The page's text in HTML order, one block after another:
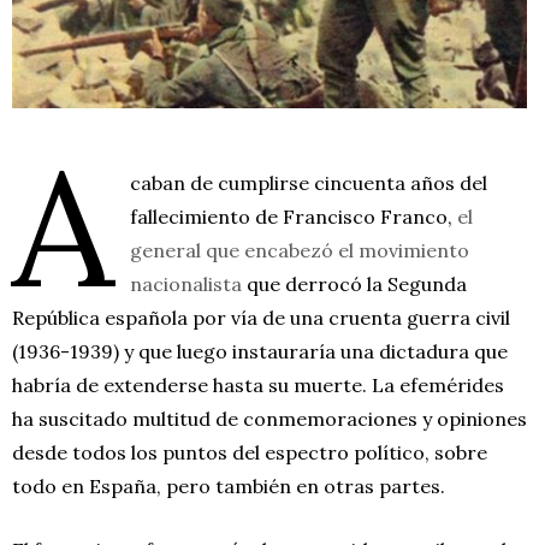
A
caban de cumplirse cincuenta años del
fallecimiento de Francisco Franco, el
general que encabezó el movimiento
nacionalista que derrocó la Segunda
República española por vía de una cruenta guerra civil
(1936-1939) y que luego instauraría una dictadura que
habría de extenderse hasta su muerte. La efemérides
ha suscitado multitud de conmemoraciones y opiniones
desde todos los puntos del espectro político, sobre
todo en España, pero también en otras partes.